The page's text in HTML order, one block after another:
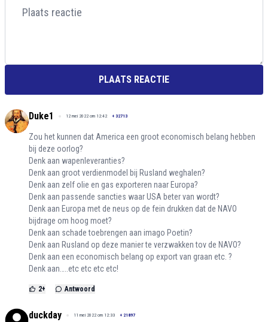
PLAATS REACTIE
Duke1 12 mei 2022 om 12:42 + 32713
Zou het kunnen dat America een groot economisch belang hebben
bij deze oorlog?
Denk aan wapenleveranties?
Denk aan groot verdienmodel bij Rusland weghalen?
Denk aan zelf olie en gas exporteren naar Europa?
Denk aan passende sancties waar USA beter van wordt?
Denk aan Europa met de neus op de fein drukken dat de NAVO
bijdrage om hoog moet?
Denk aan schade toebrengen aan imago Poetin?
Denk aan Rusland op deze manier te verzwakken tov de NAVO?
Denk aan een economisch belang op export van graan etc. ?
Denk aan…..etc etc etc etc!
2+ Antwoord
duckday 11 mei 2022 om 12:33 + 21897